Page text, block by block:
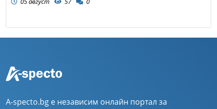
A-specto.bg е независим онлайн портал за